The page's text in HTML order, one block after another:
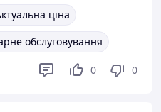
ціна
обслуговування
0 0